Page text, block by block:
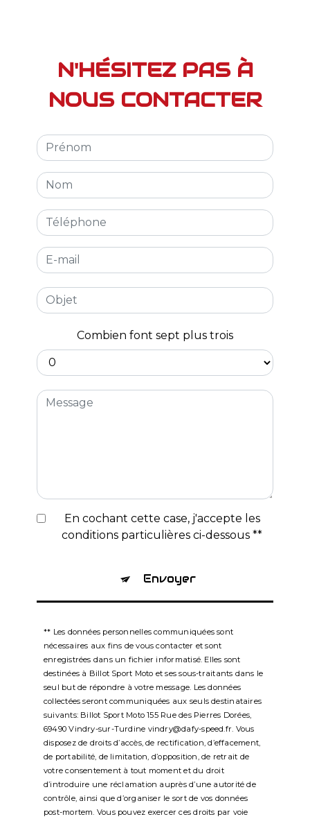
N'HÉSITEZ PAS À
NOUS CONTACTER
Combien font sept plus trois
En cochant cette case, j'accepte les
conditions particulières ci-dessous **
Envoyer
** Les données personnelles communiquées sont
nécessaires aux fins de vous contacter et sont
enregistrées dans un fichier informatisé. Elles sont
destinées à Billot Sport Moto et ses sous-traitants dans le
seul but de répondre à votre message. Les données
collectées seront communiquées aux seuls destinataires
suivants: Billot Sport Moto 155 Rue des Pierres Dorées,
69490 Vindry-sur-Turdine vindry@dafy-speed.fr. Vous
disposez de droits d’accès, de rectification, d’effacement,
de portabilité, de limitation, d’opposition, de retrait de
votre consentement à tout moment et du droit
d’introduire une réclamation auprès d’une autorité de
contrôle, ainsi que d’organiser le sort de vos données
post-mortem. Vous pouvez exercer ces droits par voie